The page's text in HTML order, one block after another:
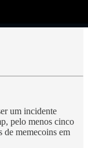
um incidente
pelo menos cinco
de memecoins em